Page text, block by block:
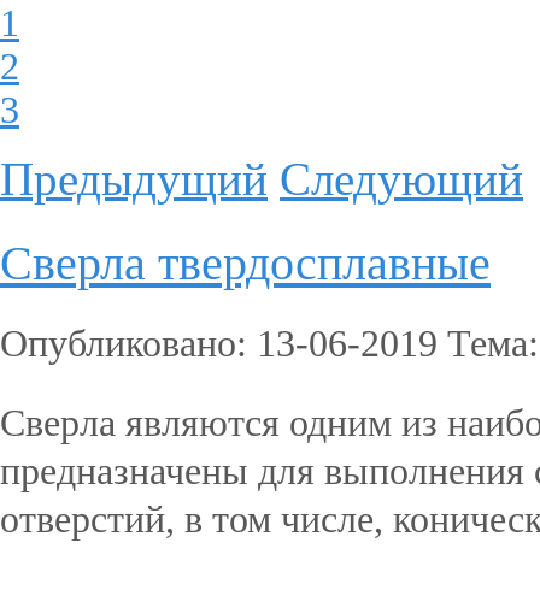
1
2
3
Предыдущий Следующий
Сверла твердосплавные
Опубликовано: 13-06-2019
Сверла являются одним из
предназначены для
отверстий, в том числе,